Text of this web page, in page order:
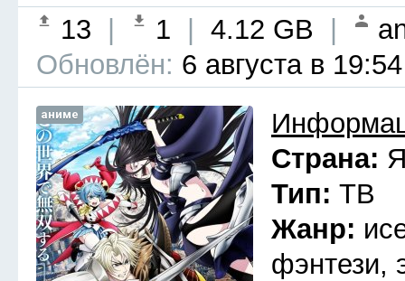
13 1 4.12 GB
Обновлён: 6 августа в 19:54
аниме
Страна:
Тип: ТВ
Жанр:
фэнтези,